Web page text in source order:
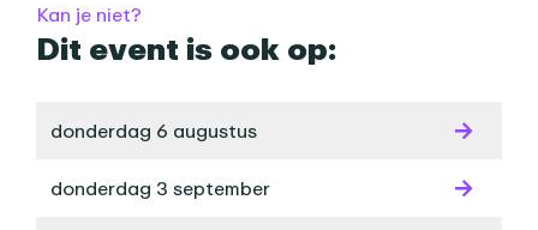
Kan je niet?
Dit event is ook op:
donderdag 6 augustus
donderdag 3 september